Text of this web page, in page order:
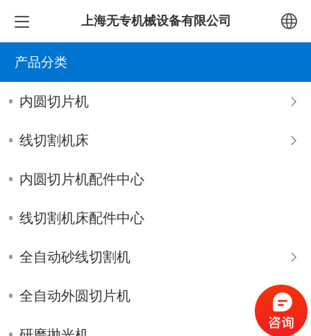
上海无专机械设备有限公司
产品分类
内圆切片机
线切割机床
内圆切片机配件中心
线切割机床配件中心
全自动砂线切割机
全自动外圆切片机